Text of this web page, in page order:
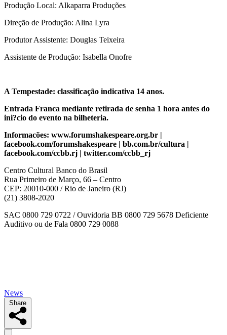
Produção Local: Alkaparra Produções
Direção de Produção: Alina Lyra
Produtor Assistente: Douglas Teixeira
Assistente de Produção: Isabella Onofre
A Tempestade: classificação indicativa 14 anos.
Entrada Franca mediante retirada de senha 1 hora antes do
ini?cio do evento na bilheteria.
Informacões: www.forumshakespeare.org.br |
facebook.com/forumshakespeare | bb.com.br/cultura |
facebook.com/ccbb.rj | twitter.com/ccbb_rj
Centro Cultural Banco do Brasil
Rua Primeiro de Março, 66 – Centro
CEP: 20010-000 / Rio de Janeiro (RJ)
(21) 3808-2020
SAC 0800 729 0722 / Ouvidoria BB 0800 729 5678 Deficiente
Auditivo ou de Fala 0800 729 0088
News
Share